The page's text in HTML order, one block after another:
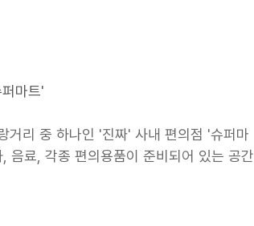
마트'
거리 중 하나인 '진짜' 사내 편의점 '슈퍼마
음료, 각종 편의용품이 준비되어 있는 공간